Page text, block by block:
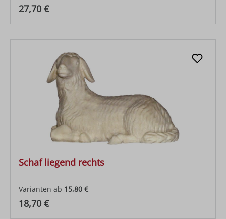
Regulärer Preis:
27,70 €
Schaf liegend rechts
Varianten ab 15,80 €
Regulärer Preis:
18,70 €